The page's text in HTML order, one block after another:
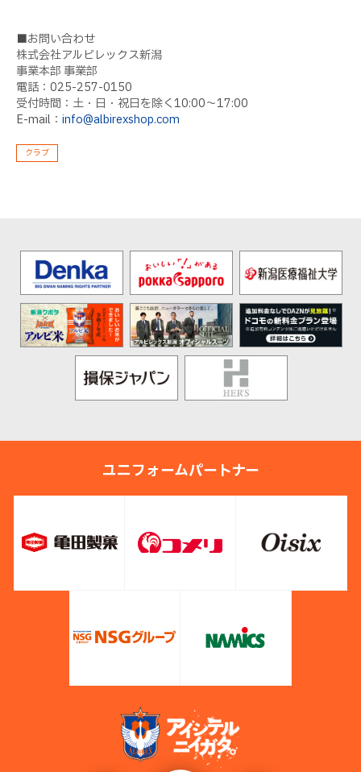
■お問い合わせ
株式会社アルビレックス新潟
事業本部 事業部
電話：025-257-0150
受付時間：土・日・祝日を除く10:00〜17:00
E-mail： info@albirexshop.com
クラブ
ユニフォームパートナー